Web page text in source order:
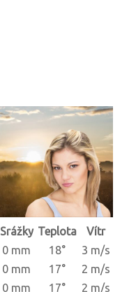
Srážky Teplota
Vítr
0 mm 18°
3 m/s
0 mm 17°
2 m/s
0 mm 17°
2 m/s